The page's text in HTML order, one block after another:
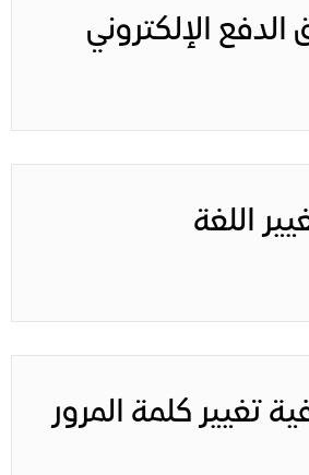
الإلكتروني
اللغة
تغيير كلمة المرور